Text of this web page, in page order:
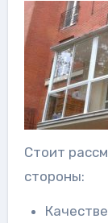
Стоит
стороны: